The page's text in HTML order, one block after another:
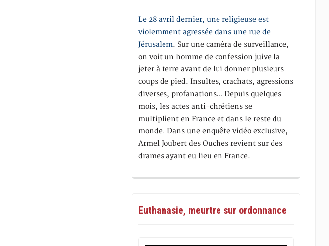
Le 28 avril dernier, une religieuse est
violemment agressée dans une rue de
Jérusalem. Sur une caméra de surveillance,
on voit un homme de confession juive la
jeter à terre avant de lui donner plusieurs
coups de pied. Insultes, crachats, agressions
diverses, profanations… Depuis quelques
mois, les actes anti-chrétiens se
multiplient en France et dans le reste du
monde. Dans une enquête vidéo exclusive,
Armel Joubert des Ouches revient sur des
drames ayant eu lieu en France.
Euthanasie, meurtre sur ordonnance